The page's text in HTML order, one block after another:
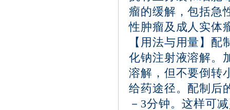
瘤的缓解，包括急
性肿瘤及成人实
【用法与用量】
化钠注射液溶解。
溶解，但不要倒转
给药途径。配制后
－3分钟。这样可